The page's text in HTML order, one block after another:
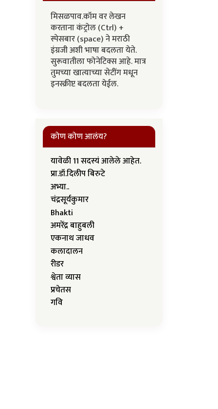
मिसळपाव.कॉम वर लेखन
करताना कंट्रोल (Ctrl) +
स्पेसबार (space) ने मराठी
इंग्रजी अशी भाषा बदलता येते.
सुरूवातीला फोनेटिक्स आहे. मात्र
तुमच्या खात्याच्या सेटींग मधून
इनस्क्रीप्ट बदलता येईल.
कोण कोण आलंय?
यावेळी 11 सदस्यं आलेले आहेत.
प्रा.डॉ.दिलीप बिरुटे
अभ्या..
चंद्रसूर्यकुमार
Bhakti
अमरेंद्र बाहुबली
एकनाथ जाधव
कलादालन
रीडर
श्वेता व्यास
प्रचेतस
गवि